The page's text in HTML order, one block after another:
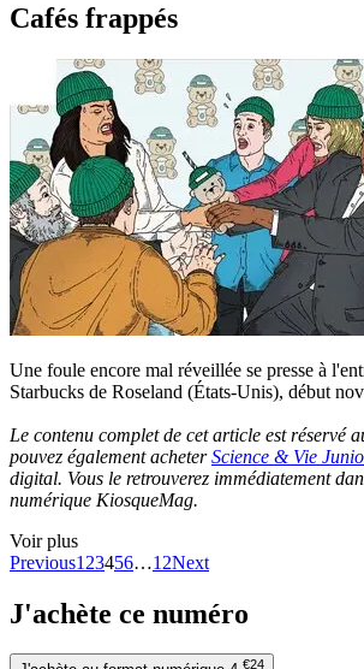
Cafés frappés
Une foule encore mal réveillée se presse à
Starbucks de Roseland (États-Unis), début
Le contenu complet de cet article est réservé
pouvez également acheterScience & Vie
digital. Vous le retrouverez immédiatement
numérique KiosqueMag.
Voir plus
Previous1 23456…12Next
J'achète ce numéro
€24